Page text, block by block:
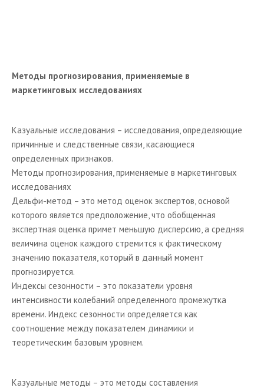
Понятие бренда
Бренд как социально-психологическое явление
Семиотика в разработке брендов
Маркетинговые исследования
Понятие конкуренции
Виды конкуренции
Анализ конкурентов
Матрица эластичности конкурентной реакции
Методы маркетинговых исследований
Качественные методы исследования
Количественные методы исследования
Другие методы маркетинговых исследований
Методы прогнозирования, применяемые в
маркетинговых исследованиях
Казуальные исследования – исследования, определяющие
причинные и следственные связи, касающиеся
определенных признаков.
Методы прогнозирования, применяемые в маркетинговых
исследованиях
Дельфи-метод – это метод оценок экспертов, основой
которого является предположение, что обобщенная
экспертная оценка примет меньшую дисперсию, а средняя
величина оценок каждого стремится к фактическому
значению показателя, который в данный момент
прогнозируется.
Индексы сезонности – это показатели уровня
интенсивности колебаний определенного промежутка
времени. Индекс сезонности определяется как
соотношение между показателем динамики и
теоретическим базовым уровнем.
Казуальные методы – это методы составления